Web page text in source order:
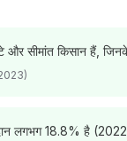
सीमांत किसान हैं,
लगभग 18.8% है